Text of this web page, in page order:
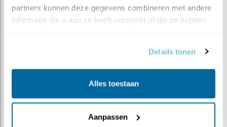
partners kunnen deze gegevens combineren met andere
informatie die u aan ze heeft verstrekt of die ze hebben
Details tonen
Alles toestaan
Aanpassen
DEEL DIT FILMPJE